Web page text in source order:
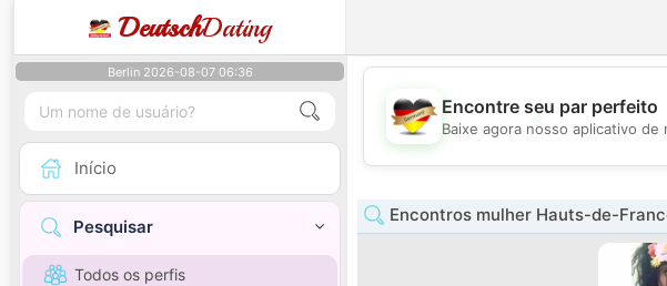
DeutschDating
Berlin 2026-08-07 06:36
Início
Pesquisar
Todos os perfis
💖
Encontre seu par perfeito
Baixe agora nosso aplicativo de
Encontros mulher Hauts-de-